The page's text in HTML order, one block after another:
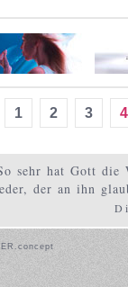
1 2 3 4
sehr hat Gott die
der an ihn